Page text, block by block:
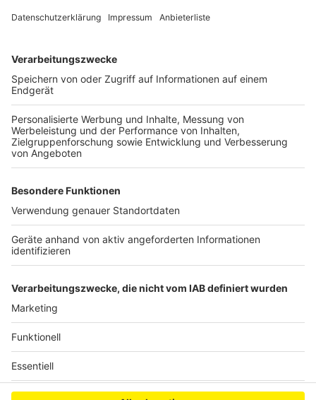
Windräder still oder laufen gedrosselt, weil
Christian Vossler warnt im Interview mit uns vor
Akzeptanzproblemen in der Bevölkerung und fordert
einen schnellen politischen Kurswechsel: Ohne
Windkraftboom in NRW ins Stocken zu geraten - trotz
vieler neuer Genehmigungen und großer Ausbaupläne
für die kommenden Jahre.
Autor: José Narciandi
Anzeige